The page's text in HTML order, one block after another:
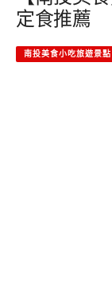
定食推薦
南投美食小吃旅遊景點